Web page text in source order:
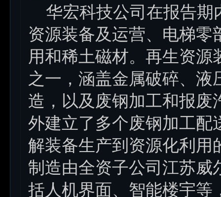
华宏科技公司在报告期
资源装备及运营、电梯
用和稀土磁材。再生资
之一，涵盖金属破碎、
造，以及废钢加工和报废
外建立了多个废钢加工配
解装备生产到资源化利用
制造由全资子公司江苏威
括人机界面、智能楼宇等